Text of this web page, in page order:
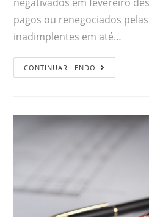
pagos ou renegociados
inadimplentes em até…
CONTINUAR LENDO